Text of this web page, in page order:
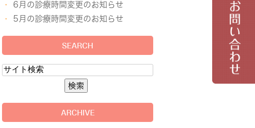
6月の診療時間変更のお知らせ
5月の診療時間変更のお知らせ
SEARCH
ARCHIVE